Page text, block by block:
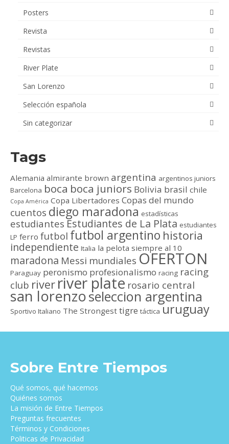
Posters
Revista
Revistas
River Plate
San Lorenzo
Selección española
Sin categorizar
Tags
Alemania almirante brown argentina argentinos juniors
Barcelona boca boca juniors Bolivia brasil chile
Copa América Copa Libertadores Copas del mundo
cuentos diego maradona estadísticas
estudiantes Estudiantes de La Plata estudiantes
LP ferro futbol futbol argentino historia
independiente Italia la pelota siempre al 10
maradona Messi mundiales OFERTON
Paraguay peronismo profesionalismo racing racing
club river river plate rosario central
san lorenzoseleccion argentina
Sportivo Italiano The Strongest tigre táctica uruguay
Sobre Entre Tiempos
Qué somos, qué hacemos
Quiénes somos
La misión de Entre Tiempos
Preguntas frecuentes
Términos y Condiciones
Politicas de Privacidad